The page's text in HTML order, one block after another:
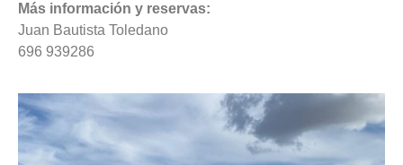
Más información y reservas:
Juan Bautista Toledano
696 939286